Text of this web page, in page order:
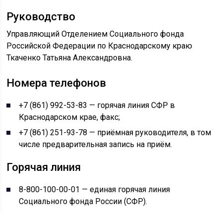
Руководство
Управляющий Отделением Социального фонда
Российской Федерации по Краснодарскому краю
Ткаченко Татьяна Александровна.
Номера телефонов
+7 (861) 992-53-83 — горячая линия СФР в
Краснодарском крае, факс;
+7 (861) 251-93-78 — приёмная руководителя, в том
числе предварительная запись на приём.
Горячая линия
8-800-100-00-01 — единая горячая линия
Социального фонда России (СФР).